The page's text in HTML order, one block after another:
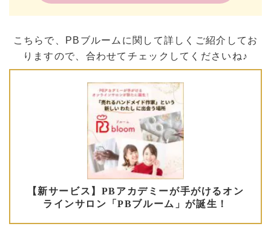
こちらで、PBブルームに関して詳しくご紹介してお
りますので、合わせてチェックしてくださいね♪